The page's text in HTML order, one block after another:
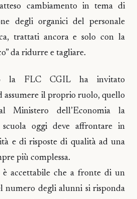
cambiamento in tema di
degli organici del personale
trattati ancora e solo con la
da ridurre e tagliare.
la FLC CGIL ha invitato
assumere il proprio ruolo, quello
Ministero dell’Economia la
oggi deve affrontare in
e di risposte di qualità ad una
più complessa.
accettabile che a fronte di un
numero degli alunni si risponda